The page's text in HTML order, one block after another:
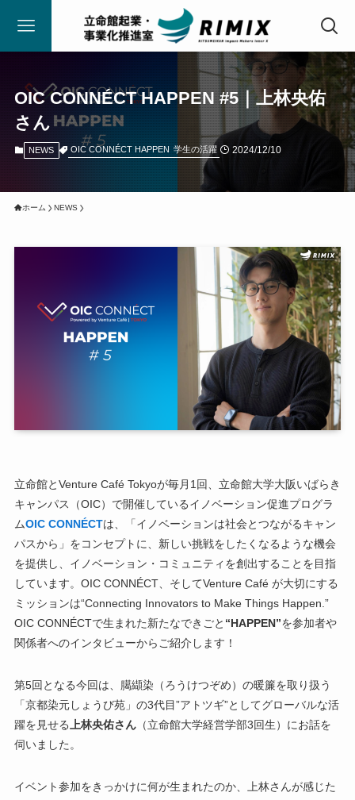
OIC CONNÉCT HAPPEN #5｜上林央佑
さん
NEWS OIC CONNÉCT HAPPEN 学生の活躍 2024/12/10
ホーム NEWS
立命館とVenture Café Tokyoが毎月1回、立命館大学大阪いばらき
キャンパス（OIC）で開催しているイノベーション促進プログラ
ムOIC CONNÉCTは、「イノベーションは社会とつながるキャン
パスから」をコンセプトに、新しい挑戦をしたくなるような機会
を提供し、イノベーション・コミュニティを創出することを目指
しています。OIC CONNÉCT、そしてVenture Café が大切にする
ミッションは“Connecting Innovators to Make Things Happen.”
OIC CONNÉCTで生まれた新たなできごと “HAPPEN”を参加者や
関係者へのインタビューからご紹介します！
第5回となる今回は、臈纈染（ろうけつぞめ）の暖簾を取り扱う
「京都染元しょうび苑」の3代目”アトツギ”としてグローバルな活
躍を見せる上林央佑さん（立命館大学経営学部3回生）にお話を
伺いました。
イベント参加をきっかけに何が生まれたのか、上林さんが感じた